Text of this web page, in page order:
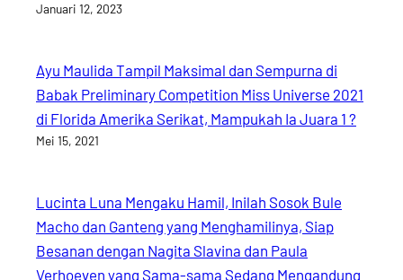
Januari 12, 2023
Ayu Maulida Tampil Maksimal dan Sempurna di
Babak Preliminary Competition Miss Universe 2021
di Florida Amerika Serikat, Mampukah Ia Juara 1 ?
Mei 15, 2021
Lucinta Luna Mengaku Hamil, Inilah Sosok Bule
Macho dan Ganteng yang Menghamilinya, Siap
Besanan dengan Nagita Slavina dan Paula
Verhoeven yang Sama-sama Sedang Mengandung